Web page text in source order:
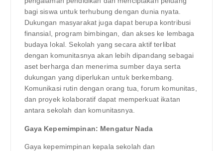
bagi siswa untuk terhubung dengan dunia nyata.
Dukungan masyarakat juga dapat berupa kontribusi
finansial, program bimbingan, dan akses ke lembaga
budaya lokal. Sekolah yang secara aktif terlibat
dengan komunitasnya akan lebih dipandang sebagai
aset berharga dan menerima sumber daya serta
dukungan yang diperlukan untuk berkembang.
Komunikasi rutin dengan orang tua, forum komunitas,
dan proyek kolaboratif dapat memperkuat ikatan
antara sekolah dan komunitasnya.
Gaya Kepemimpinan: Mengatur Nada
Gaya kepemimpinan kepala sekolah dan